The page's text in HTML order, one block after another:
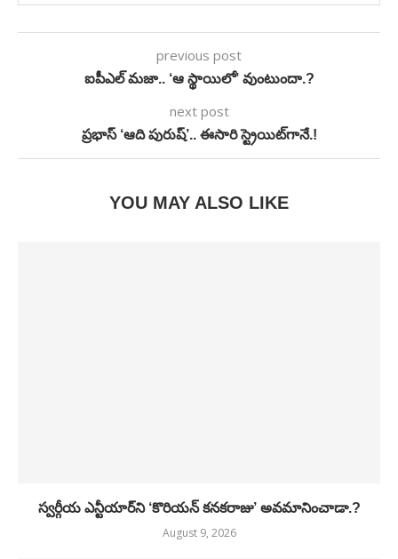
previous post
ఐపీఎల్‌ మజా.. ‘ఆ స్థాయిలో’ వుంటుందా.?
next post
ప్రభాస్‌ ‘ఆది పురుష్‌’.. ఈసారి స్ట్రెయిట్‌గానే.!
YOU MAY ALSO LIKE
స్వర్గీయ ఎన్టీయార్‌ని ‘కొరియన్ కనకరాజు’ అవమానించాడా.?
August 9, 2026